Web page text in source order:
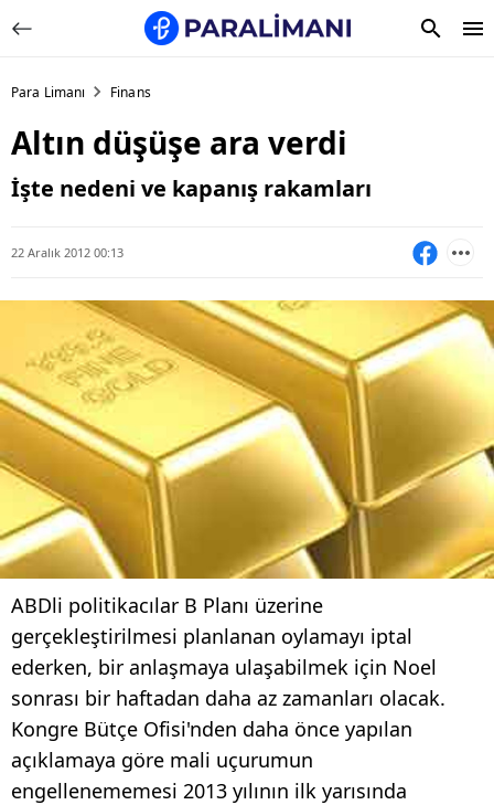
Para Limanı Finans
Altın düşüşe ara verdi
İşte nedeni ve kapanış rakamları
22 Aralık 2012 00:13
ABDli politikacılar B Planı üzerine
gerçekleştirilmesi planlanan oylamayı iptal
ederken, bir anlaşmaya ulaşabilmek için Noel
sonrası bir haftadan daha az zamanları olacak.
Kongre Bütçe Ofisi'nden daha önce yapılan
açıklamaya göre mali uçurumun
engellenememesi 2013 yılının ilk yarısında